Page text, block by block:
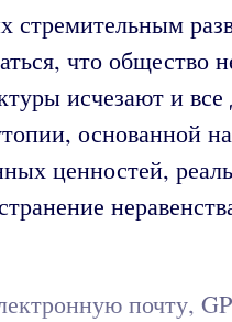
что общество
исчезают и
основанной
ценностей,
почту,